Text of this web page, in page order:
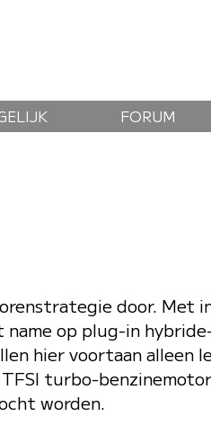
FORUM
door. Met
op plug-in
hier voortaan alleen
turbo-
worden.